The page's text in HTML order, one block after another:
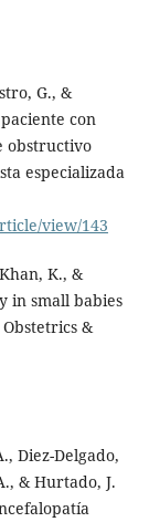
G., &
con
obstructivo
especializada
view/143
K., &
in small babies
&
Diez-Delgado,
& Hurtado, J.